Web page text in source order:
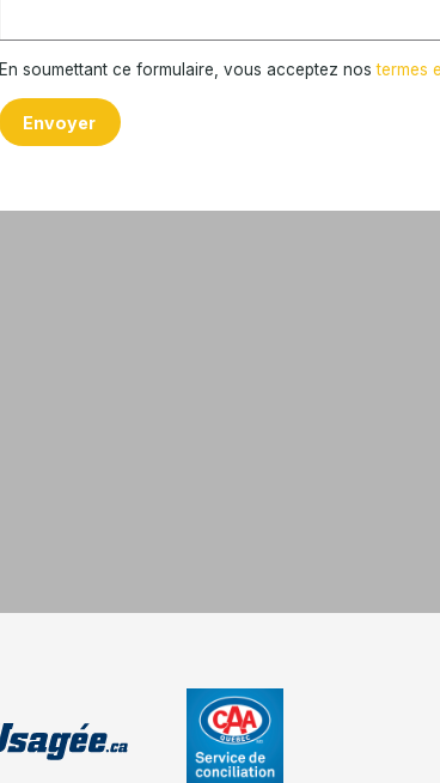
En soumettant ce formulaire, vous acceptez nostermes
Envoyer